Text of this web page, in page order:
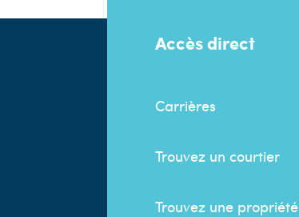
Accès direct
Carrières
Trouvez un courtier
Trouvez une propriété